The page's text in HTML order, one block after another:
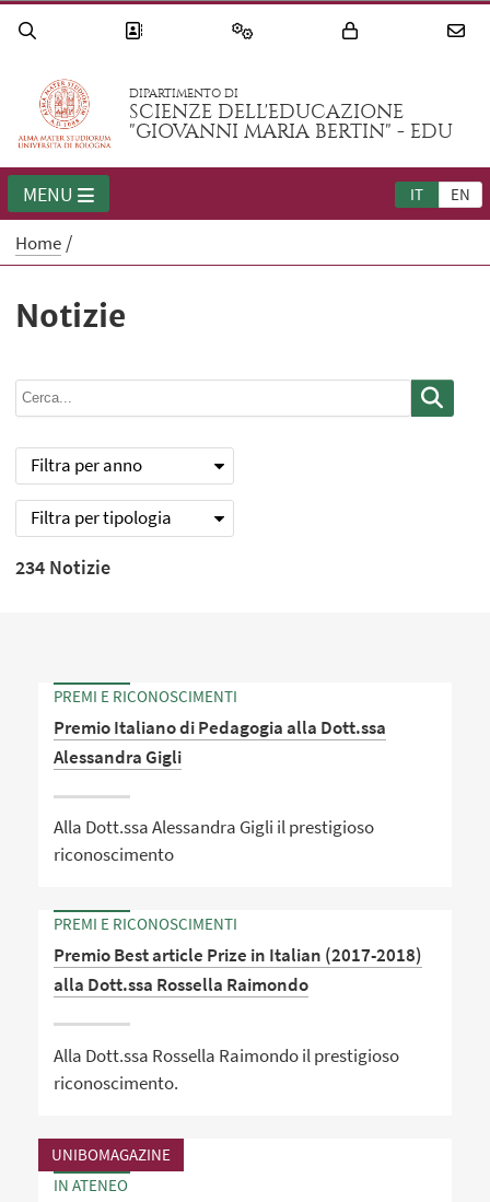
DIPARTIMENTO DI
SCIENZE DELL'EDUCAZIONE
"GIOVANNI MARIA BERTIN" - EDU
IT EN
MENU
Home
Notizie
Filtra per anno
Filtra per tipologia
234 Notizie
PREMI E RICONOSCIMENTI
Premio Italiano di Pedagogia alla Dott.ssa
Alessandra Gigli
Alla Dott.ssa Alessandra Gigli il prestigioso
riconoscimento
PREMI E RICONOSCIMENTI
Premio Best article Prize in Italian (2017-2018)
alla Dott.ssa Rossella Raimondo
Alla Dott.ssa Rossella Raimondo il prestigioso
riconoscimento.
UNIBOMAGAZINE
IN ATENEO